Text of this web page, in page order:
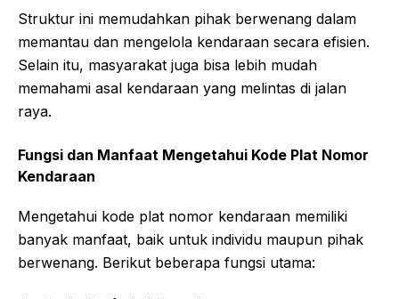
Struktur ini memudahkan pihak berwenang dalam
memantau dan mengelola kendaraan secara efisien.
Selain itu, masyarakat juga bisa lebih mudah
memahami asal kendaraan yang melintas di jalan
raya.
Fungsi dan Manfaat Mengetahui Kode Plat Nomor
Kendaraan
Mengetahui kode plat nomor kendaraan memiliki
banyak manfaat, baik untuk individu maupun pihak
berwenang. Berikut beberapa fungsi utama: